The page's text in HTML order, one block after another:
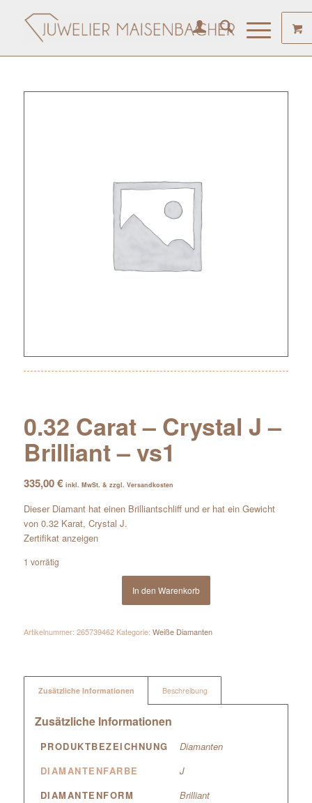
0.32 Carat – Crystal J –
Brilliant – vs1
335,00€ inkl. MwSt. & zzgl. Versandkosten
Dieser Diamant hat einen Brilliantschliff und er hat ein Gewicht
von 0.32 Karat, Crystal J.
Zertifikat anzeigen
1 vorrätig
In den Warenkorb
Artikelnummer: 265739462 Kategorie: Weiße Diamanten
Zusätzliche Informationen Beschreibung
Zusätzliche Informationen
PRODUKTBEZEICHNUNG
Diamanten
DIAMANTENFARBE
J
DIAMANTENFORM
Brilliant